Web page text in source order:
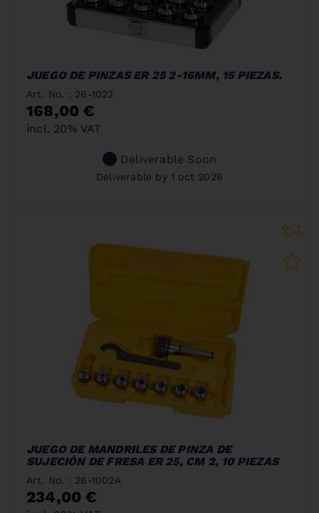
JUEGO DE PINZAS ER 25 2-16MM, 15 PIEZAS.
Art. No. : 26-1022
168,00 €
incl. 20% VAT
Deliverable Soon
Deliverable by 1 oct 2026
JUEGO DE MANDRILES DE PINZA DE
SUJECIÓN DE FRESA ER 25, CM 2, 10 PIEZAS
Art. No. : 26-1002A
234,00 €